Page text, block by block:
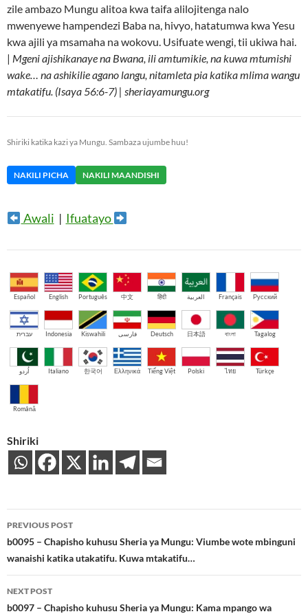
zile ambazo Mungu alitoa kwa taifa alilojitenga nalo
mwenyewe hampendezi Baba na, hivyo, hatatumwa kwa Yesu
kwa ajili ya msamaha na wokovu. Usifuate wengi, tii ukiwa hai.
| Mgeni ajishikanaye na Bwana, ili amtumikie, na kuwa mtumishi
wake… na ashikilie agano langu, nitamleta pia katika mlima wangu
mtakatifu. (Isaya 56:6-7) | sheriayamungu.org
Shiriki katika kazi ya Mungu. Sambaza ujumbe huu!
NAKILI PICHA NAKILI MAANDISHI
Awali | Ifuatayo
Español English Português 中文 हिंदी العربية Français Русский
עברית Indonesia Kiswahili فارسی Deutsch 日本語 বাংলা Tagalog
اُردو Italiano 한국어 Ελληνικά Tiếng Việt Polski ไทย Türkçe
Română
Shiriki
Post
navigation
PREVIOUS POST
b0095 – Chapisho kuhusu Sheria ya Mungu: Viumbe wote mbinguni
wanaishi katika utakatifu. Kuwa mtakatifu…
NEXT POST
b0097 – Chapisho kuhusu Sheria ya Mungu: Kama mpango wa